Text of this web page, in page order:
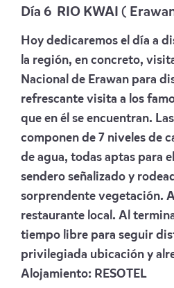
Día 6 RIO KWAI (
Hoy dedicaremos el día a
la región, en concreto,
Nacional de Erawan para
refrescante visita a los
que en él se encuentran.
componen de 7 niveles de
de agua, todas aptas para
sendero señalizado y
sorprendente vegetación.
restaurante local. Al
tiempo libre para seguir
privilegiada ubicación y
Alojamiento: RESOTEL